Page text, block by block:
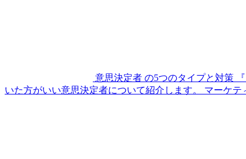
意思決定者 の5つのタイプと対策
いた方がいい意思決定者について紹介します。 マーケ